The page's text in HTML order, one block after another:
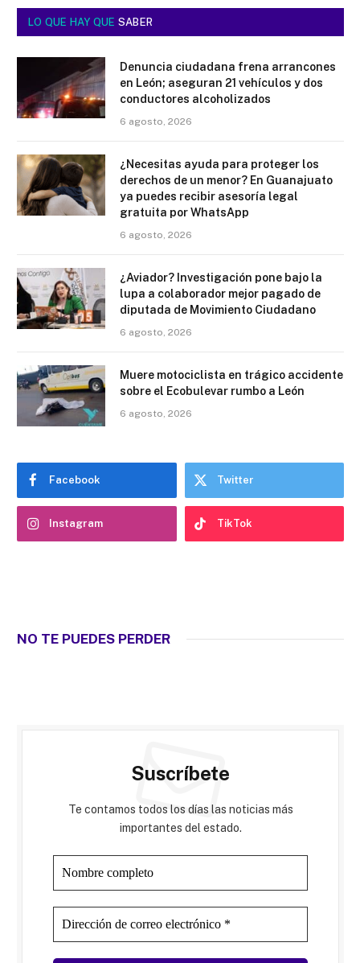
LO QUE HAY QUE SABER
Denuncia ciudadana frena arrancones
en León; aseguran 21 vehículos y dos
conductores alcoholizados
6 agosto, 2026
¿Necesitas ayuda para proteger los
derechos de un menor? En Guanajuato
ya puedes recibir asesoría legal
gratuita por WhatsApp
6 agosto, 2026
¿Aviador? Investigación pone bajo la
lupa a colaborador mejor pagado de
diputada de Movimiento Ciudadano
6 agosto, 2026
Muere motociclista en trágico accidente
sobre el Ecobulevar rumbo a León
6 agosto, 2026
Facebook Twitter
Instagram TikTok
NO TE PUEDES PERDER
Suscríbete
Te contamos todos los días las noticias más
importantes del estado.